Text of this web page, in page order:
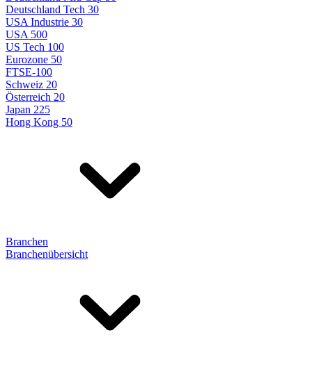
Deutschland Tech 30
USA Industrie 30
USA 500
US Tech 100
Eurozone 50
FTSE-100
Schweiz 20
Österreich 20
Japan 225
Hong Kong 50
Branchen
Branchenübersicht